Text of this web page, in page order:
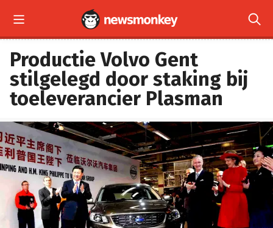
 
Productie Volvo Gent
stilgelegd door staking bij
toeleverancier Plasman